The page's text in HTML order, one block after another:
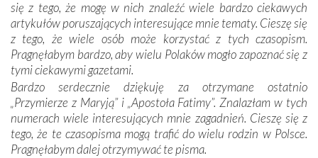
wymiarze tak osobistym, jak i zbiorowym, przypominają o
konieczności ciągłego zabiegania o własną duszę i o łaskę
Opatrzności. Wierność przynosi pomyślność –
przynajmniej w życiu duchowym. Odstępstwo owocuje
nieszczęściem i śmiercią. Te uniwersalne prawdy
przychodziły na myśl, gdy słuchaliśmy opowieści
przewodników o portugalskich monarchach i wodzach,
zwycięskich bitwach i nieszczęśliwych losach grzesznych
kochanków.
się z tego, że mogę w nich znaleźć wiele bardzo ciekawych
artykułów poruszających interesujące mnie tematy. Cieszę się
z tego, że wiele osób może korzystać z tych czasopism.
Pragnęłabym bardzo, aby wielu Polaków mogło zapoznać się z
tymi ciekawymi gazetami.
Bardzo serdecznie dziękuję za otrzymane ostatnio
„Przymierze z Maryją” i „Apostoła Fatimy”. Znalazłam w tych
numerach wiele interesujących mnie zagadnień. Cieszę się z
tego, że te czasopisma mogą trafić do wielu rodzin w Polsce.
Pragnęłabym dalej otrzymywać te pisma.